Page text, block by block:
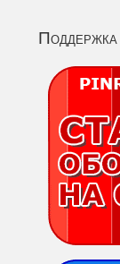
Поддержка